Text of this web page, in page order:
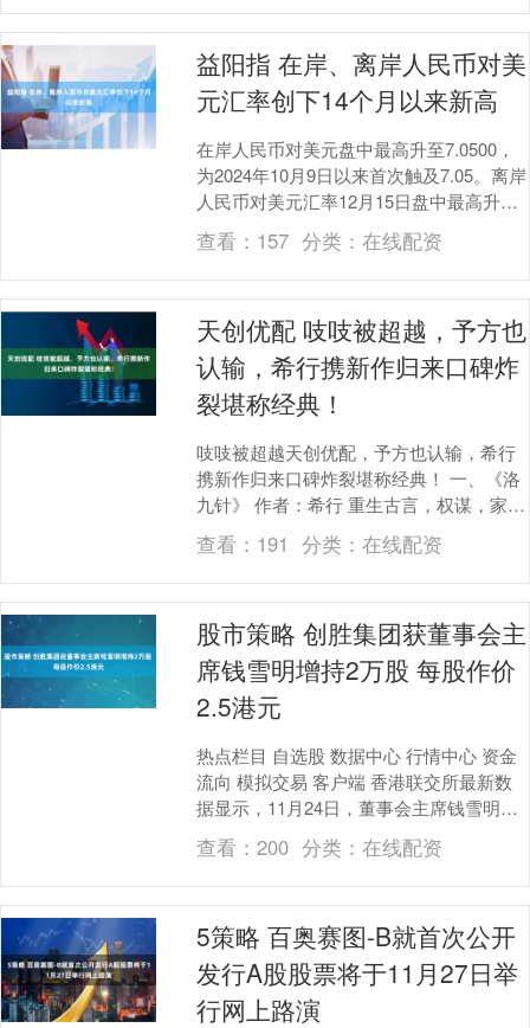
益阳指 在岸、离岸人民币对美
元汇率创下14个月以来新高
在岸人民币对美元盘中最高升至7.0500，
为2024年10月9日以来首次触及7.05。离岸
人民币对美元汇率12月15日盘中最高升至
7.046益阳指，创下2024....
查看： 157 分类： 在线配资
天创优配 吱吱被超越，予方也
认输，希行携新作归来口碑炸
裂堪称经典！
吱吱被超越天创优配，予方也认输，希行
携新作归来口碑炸裂堪称经典！ 一、《洛
九针》 作者：希行 重生古言，权谋，家国
情怀，技术， 女主是墨门掌门之女，四岁
濒死，魂....
查看： 191 分类： 在线配资
股市策略 创胜集团获董事会主
席钱雪明增持2万股 每股作价
2.5港元
热点栏目 自选股 数据中心 行情中心 资金
流向 模拟交易 客户端 香港联交所最新数
据显示，11月24日，董事会主席钱雪明增
持创胜集团（06628）2万股股市策略....
查看：200 分类： 在线配资
5策略 百奥赛图-B就首次公开
发行A股股票将于11月27日举
行网上路演